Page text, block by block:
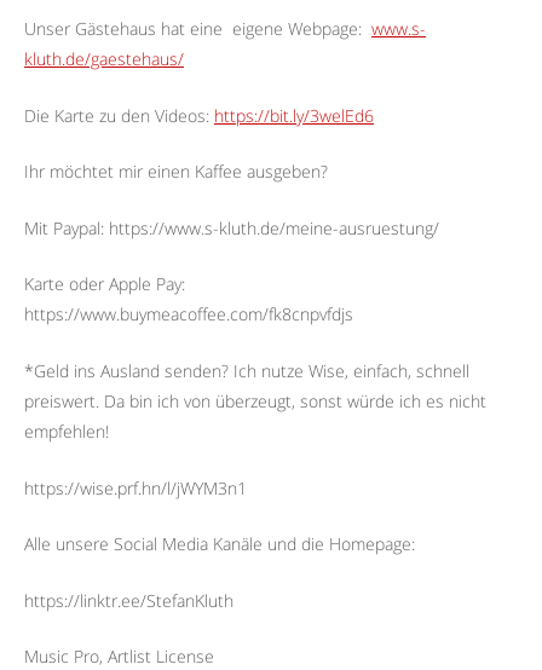
Unser Gästehaus hat eine eigene Webpage: www.s-
kluth.de/gaestehaus/
Die Karte zu den Videos: https://bit.ly/3welEd6
Ihr möchtet mir einen Kaffee ausgeben?
Mit Paypal: https://www.s-kluth.de/meine-ausruestung/
Karte oder Apple Pay:
https://www.buymeacoffee.com/fk8cnpvfdjs
*Geld ins Ausland senden? Ich nutze Wise, einfach, schnell
preiswert. Da bin ich von überzeugt, sonst würde ich es nicht
empfehlen!
https://wise.prf.hn/l/jWYM3n1
Alle unsere Social Media Kanäle und die Homepage:
https://linktr.ee/StefanKluth
Music Pro, Artlist License